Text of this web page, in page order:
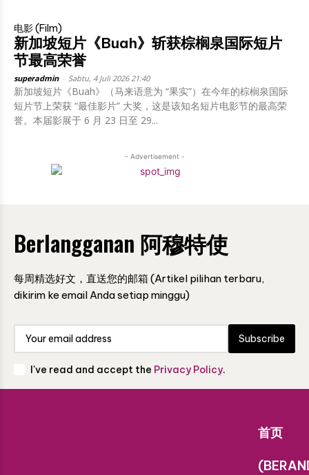
电影 (Film)
新加坡短片《Buah》斩获棕榈泉国际短片
节最高荣誉
superadmin Sabtu, 4 Juli 2026 21:40
新加坡短片《Buah》（马来语意为 “果实”）在今年的棕榈泉国际
短片节上荣获 “最佳影片” 大奖，这是该知名短片电影节的最高荣
誉。本届影展于 6 月 23 日至 29...
- Advertisement -
Berlangganan 阿穆特使
每周精选好文，直送您的邮箱 (Artikel pilihan terbaru,
dikirim ke email Anda setiap minggu)
Subscribe
I've read and accept the Privacy Policy.
首页